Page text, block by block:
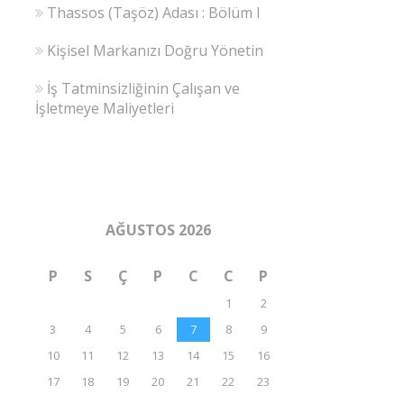
Thassos (Taşöz) Adası : Bölüm I
Kişisel Markanızı Doğru Yönetin
İş Tatminsizliğinin Çalışan ve
İşletmeye Maliyetleri
AĞUSTOS 2026
P S Ç P C C P
1
2
3
4 5 6 7 8
9
10
11 12 13 14 15
16
17
18 19 20 21 22
23